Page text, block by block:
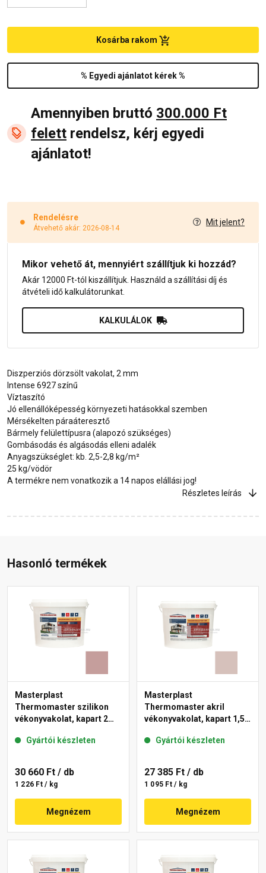
% Egyedi ajánlatot kérek %
Kosárba rakom
Amennyiben bruttó 300.000 Ft
felett rendelsz, kérj egyedi
ajánlatot!
Rendelésre
Átvehető akár: 2026-08-14
Mit jelent?
Mikor vehető át, mennyiért szállítjuk ki hozzád?
Akár 12000 Ft-tól kiszállítjuk. Használd a szállítási díj és
átvételi idő kalkulátorunkat.
KALKULÁLOK
Diszperziós dörzsölt vakolat, 2 mm
Intense 6927 színű
Víztaszító
Jó ellenállóképesség környezeti hatásokkal szemben
Mérsékelten páraáteresztő
Bármely felülettípusra (alapozó szükséges)
Gombásodás és algásodás elleni adalék
Anyagszükséglet: kb. 2,5-2,8 kg/m²
25 kg/vödör
A termékre nem vonatkozik a 14 napos elállási jog!
Részletes leírás
Hasonló termékek
Masterplast
Thermomaster szilikon
vékonyvakolat, kapart 2
Gyártói készleten
30 660 Ft / db
1 226 Ft / kg
Megnézem
Masterplast
Thermomaster akril
vékonyvakolat, kapart 1,5
Gyártói készleten
27 385 Ft / db
1 095 Ft / kg
Megnézem